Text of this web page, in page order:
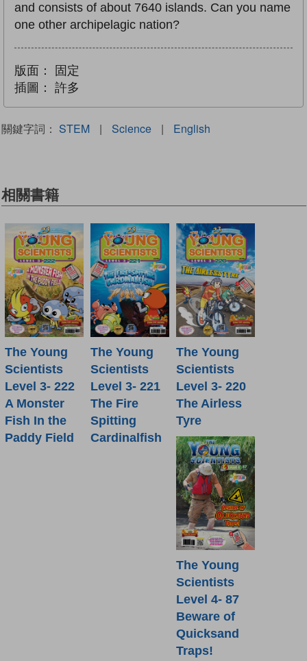
and consists of about 7640 islands. Can you name
one other archipelagic nation?
版面：
固定
插圖：
許多
關鍵字詞： STEM | Science | English
相關書籍
The Young
Scientists
Level 3- 222
A Monster
Fish In the
Paddy Field
The Young
Scientists
Level 3- 221
The Fire
Spitting
Cardinalfish
The Young
Scientists
Level 3- 220
The Airless
Tyre
The Young
Scientists
Level 4- 87
Beware of
Quicksand
Traps!